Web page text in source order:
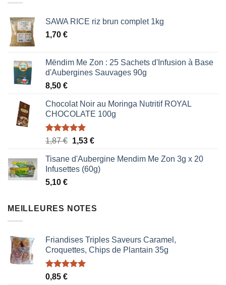
SAWA RICE riz brun complet 1kg
1,70 €
Mëndim Me Zon : 25 Sachets d'Infusion à Base
d'Aubergines Sauvages 90g
8,50 €
Chocolat Noir au Moringa Nutritif ROYAL
CHOCOLATE 100g
Note5.00
1,87€ Le
initial
était :
1,53 €Le
actuel
est :
Tisane d'Aubergine Mendim Me Zon 3g x 20
Infusettes (60g)
5,10 €
MEILLEURES NOTES
Friandises Triples Saveurs Caramel,
Croquettes, Chips de Plantain 35g
Note5.00
0,85 €